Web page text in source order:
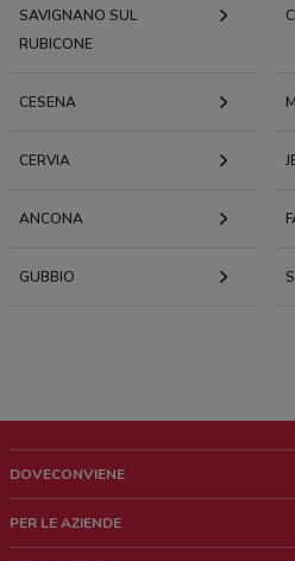
SAVIGNANO SUL
RUBICONE
CESENA
CERVIA
ANCONA
GUBBIO
DOVECONVIENE
Chi siamo
PER LE AZIENDE